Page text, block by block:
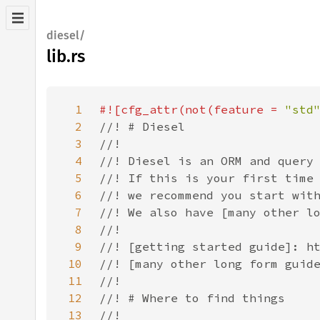
diesel/
lib.rs
1 #![cfg_attr(not(feature = "std"
2
3
4
5
6
7
8
9
10
11
12
13